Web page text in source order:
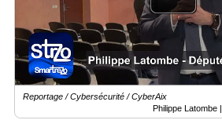
Reportage / Cybersécurité / CyberAix
Philippe Latombe |